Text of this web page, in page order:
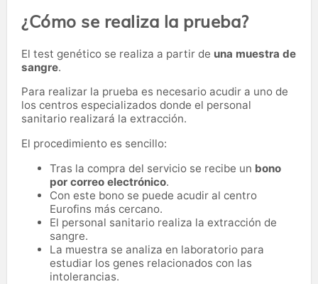
¿Cómo se realiza la prueba?
El test genético se realiza a partir de una muestra de
sangre.
Para realizar la prueba es necesario acudir a uno de
los centros especializados donde el personal
sanitario realizará la extracción.
El procedimiento es sencillo:
Tras la compra del servicio se recibe un bono
por correo electrónico.
Con este bono se puede acudir al centro
Eurofins más cercano.
El personal sanitario realiza la extracción de
sangre.
La muestra se analiza en laboratorio para
estudiar los genes relacionados con las
intolerancias.